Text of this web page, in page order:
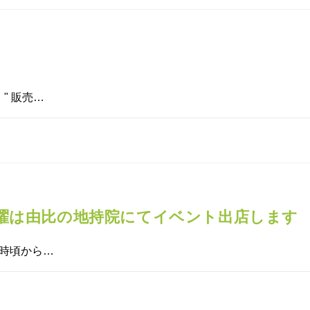
" 販売…
は由比の地持院にてイベント出店します
頃から…